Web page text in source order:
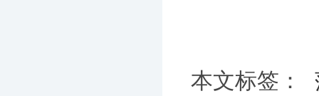
本文标签：